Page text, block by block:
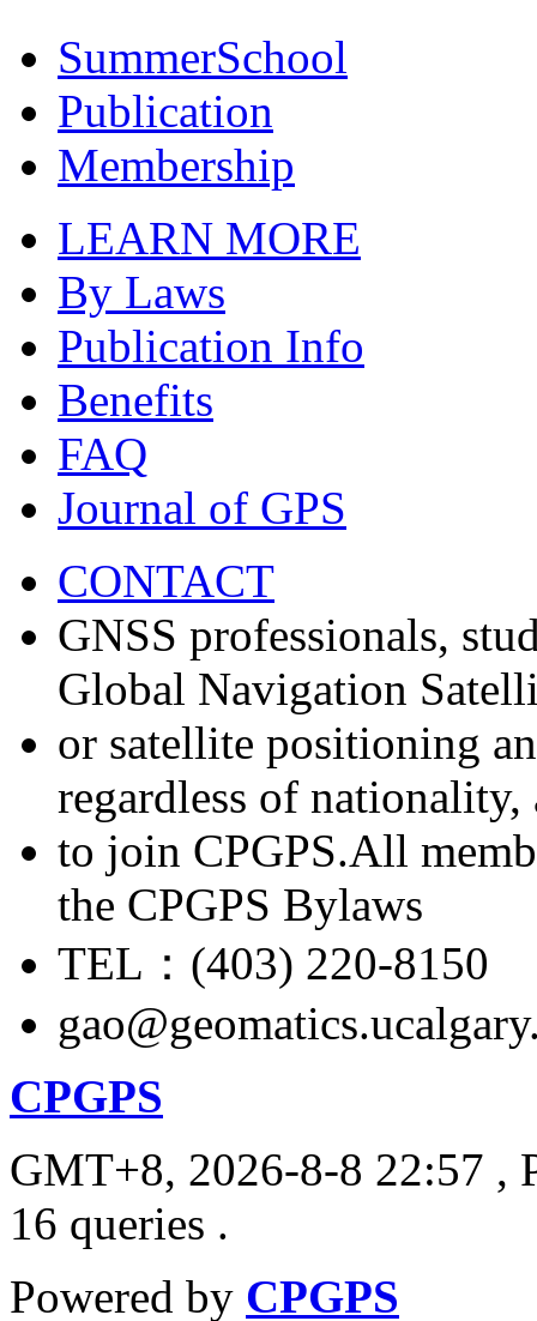
SummerSchool
Publication
Membership
LEARN MORE
By Laws
Publication Info
Benefits
FAQ
Journal of GPS
CONTACT
GNSS professionals,
Global Navigation
or satellite positioning
regardless of nationality,
to join CPGPS.All
the CPGPS Bylaws
TEL：(403) 220-8150
CPGPS
GMT+8, 2026-8-8 22:57 ,
16 queries .
Powered by CPGPS